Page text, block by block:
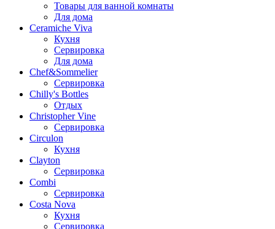
Товары для ванной комнаты
Для дома
Ceramiche Viva
Кухня
Сервировка
Для дома
Chef&Sommelier
Сервировка
Chilly's Bottles
Отдых
Christopher Vine
Сервировка
Circulon
Кухня
Clayton
Сервировка
Combi
Сервировка
Costa Nova
Кухня
Сервировка